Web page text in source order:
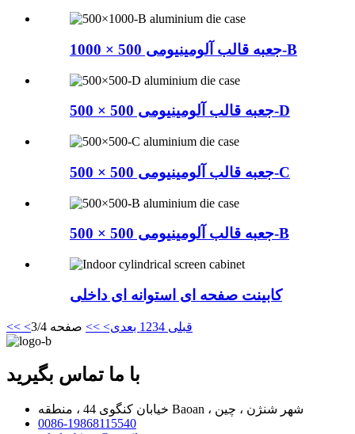
جعبه قالب آلومینیومی 500 × 1000-B
جعبه قالب آلومینیومی 500 × 500-D
جعبه قالب آلومینیومی 500 × 500-C
جعبه قالب آلومینیومی 500 × 500-B
کابینت صفحه ای استوانه ای داخلی
<< <قبلی 1 234 بعدی> >> صفحه 3/4
با ما تماس بگیرید
خیابان کنگوی 44 ، منطقه Baoan ، شهر شنژن ، چین
0086-19868115540